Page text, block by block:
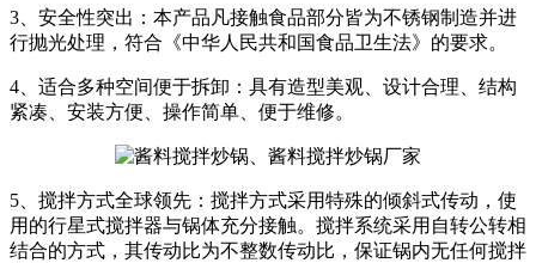
3、安全性突出：本产品凡接触食品部分皆为不锈钢制造并进
行抛光处理，符合《中华人民共和国食品卫生法》的要求。
4、适合多种空间便于拆卸：具有造型美观、设计合理、结构
紧凑、安装方便、操作简单、便于维修。
5、搅拌方式全球领先：搅拌方式采用特殊的倾斜式传动，使
用的行星式搅拌器与锅体充分接触。搅拌系统采用自转公转相
结合的方式，其传动比为不整数传动比，保证锅内无任何搅拌